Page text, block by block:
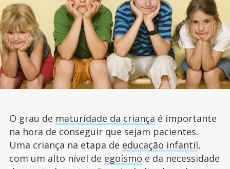
O grau de maturidade da criança é importante
na hora de conseguir que sejam pacientes.
Uma criança na etapa de educação infantil,
com um alto nível de egoísmo e da necessidade